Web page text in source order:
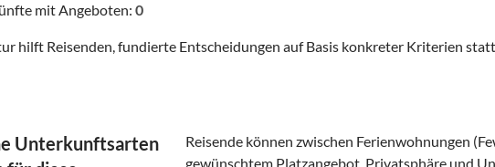
mit Angeboten: 0
hilft Reisenden, fundierte Entscheidungen auf Basis konkreter Kriterien
Unterkunftsarten
Reisende können zwischen Ferienwohnungen
gewünschtem Platzangebot, Privatsphäre und